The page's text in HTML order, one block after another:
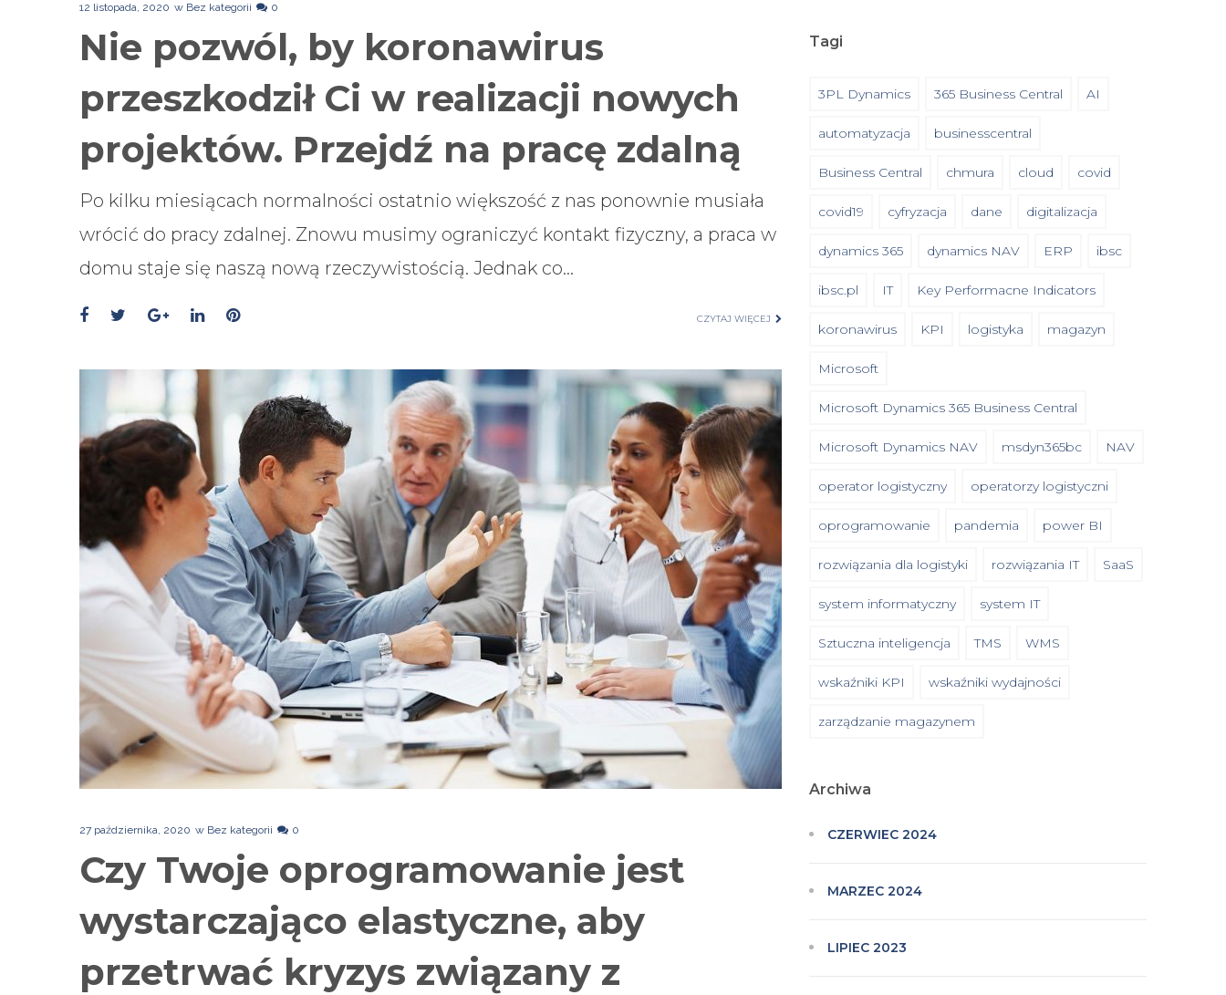
12 listopada, 2020 w Bez kategorii 0
Nie pozwól, by koronawirus
przeszkodził Ci w realizacji nowych
projektów. Przejdź na pracę zdalną
Po kilku miesiącach normalności ostatnio większość z nas ponownie musiała
wrócić do pracy zdalnej. Znowu musimy ograniczyć kontakt fizyczny, a praca w
domu staje się naszą nową rzeczywistością. Jednak co…
CZYTAJ WIĘCEJ
27 października, 2020 w Bez kategorii 0
Czy Twoje oprogramowanie jest
wystarczająco elastyczne, aby
przetrwać kryzys związany z
Tagi
3PL Dynamics 365 Business Central AI
automatyzacja businesscentral
Business Central chmura cloud covid
covid19 cyfryzacja dane digitalizacja
dynamics 365 dynamics NAV ERP ibsc
ibsc.pl IT Key Performacne Indicators
koronawirus KPI logistyka magazyn
Microsoft
Microsoft Dynamics 365 Business Central
Microsoft Dynamics NAV msdyn365bc NAV
operator logistyczny operatorzy logistyczni
oprogramowanie pandemia power BI
rozwiązania dla logistyki rozwiązania IT SaaS
system informatyczny system IT
Sztuczna inteligencja TMS WMS
wskaźniki KPI wskaźniki wydajności
zarządzanie magazynem
Archiwa
CZERWIEC 2024
MARZEC 2024
LIPIEC 2023